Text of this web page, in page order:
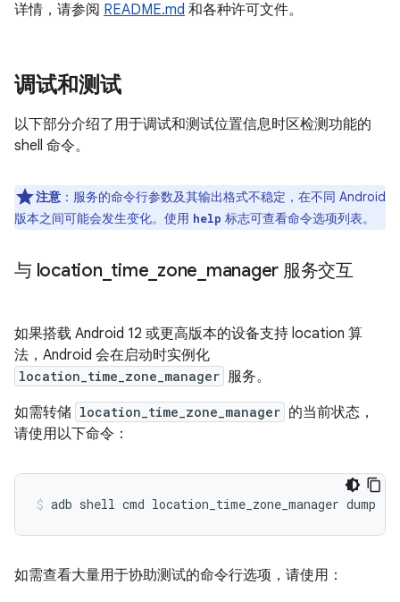
详情，请参阅 README.md 和各种许可文件。
调试和测试
以下部分介绍了用于调试和测试位置信息时区检测功能的
shell 命令。
注意 ：服务的命令行参数及其输出格式不稳定，在不同 Android
版本之间可能会发生变化。使用 help 标志可查看命令选项列表。
与 location_ time zone manager 服务交互
如果搭载 Android 12 或更高版本的设备支持 location 算
法，Android 会在启动时实例化
location_time_zone_manager 服务。
如需转储 location_time_zone_manager 的当前状态，
请使用以下命令：
adb shell cmd location_time_zone_manager dump
如需查看大量用于协助测试的命令行选项，请使用：